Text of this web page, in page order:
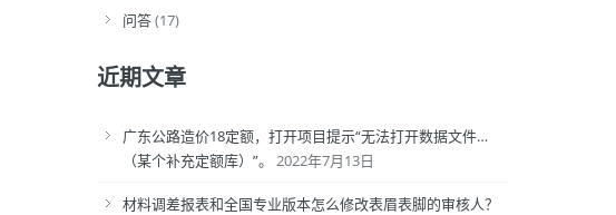
问答(17)
近期文章
广东公路造价18定额，打开项目提示“无法打开数据文件…
（某个补充定额库）”。
2022年7月13日
材料调差报表和全国专业版本怎么修改表眉表脚的审核人？